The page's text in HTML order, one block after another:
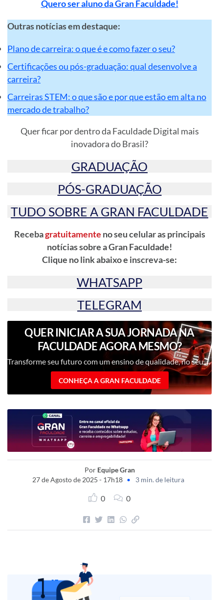
Quero ser aluno da Gran Faculdade!
Outras notícias em destaque:
Plano de carreira: o que é e como fazer o seu?
Certificações ou pós-graduação: qual desenvolve a
carreira?
Carreiras STEM: o que são e por que estão em alta no
mercado de trabalho?
Quer ficar por dentro da Faculdade Digital mais
inovadora do Brasil?
GRADUAÇÃO
PÓS-GRADUAÇÃO
TUDO SOBRE A GRAN FACULDADE
Recebagratuitamente no seu celular as principais
notícias sobre a Gran Faculdade!
Clique no link abaixo e inscreva-se:
WHATSAPP
TELEGRAM
QUER INICIAR A SUA JORNADA NA
FACULDADE AGORA MESMO?
Transforme seu futuro com um ensino de qualidade, no seu ritmo, com uma metodologia inovadora e professores renomados.
CONHEÇA A GRAN FACULDADE
Por Equipe Gran
27 de Agosto de 2025 - 17h18 • 3 min. de leitura
0 0